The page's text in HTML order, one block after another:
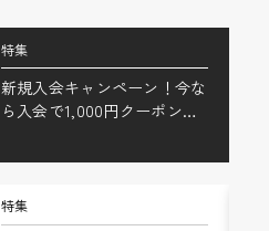
特集
新規入会キャンペーン！今な
ら入会で1,000円クーポンプ
特集